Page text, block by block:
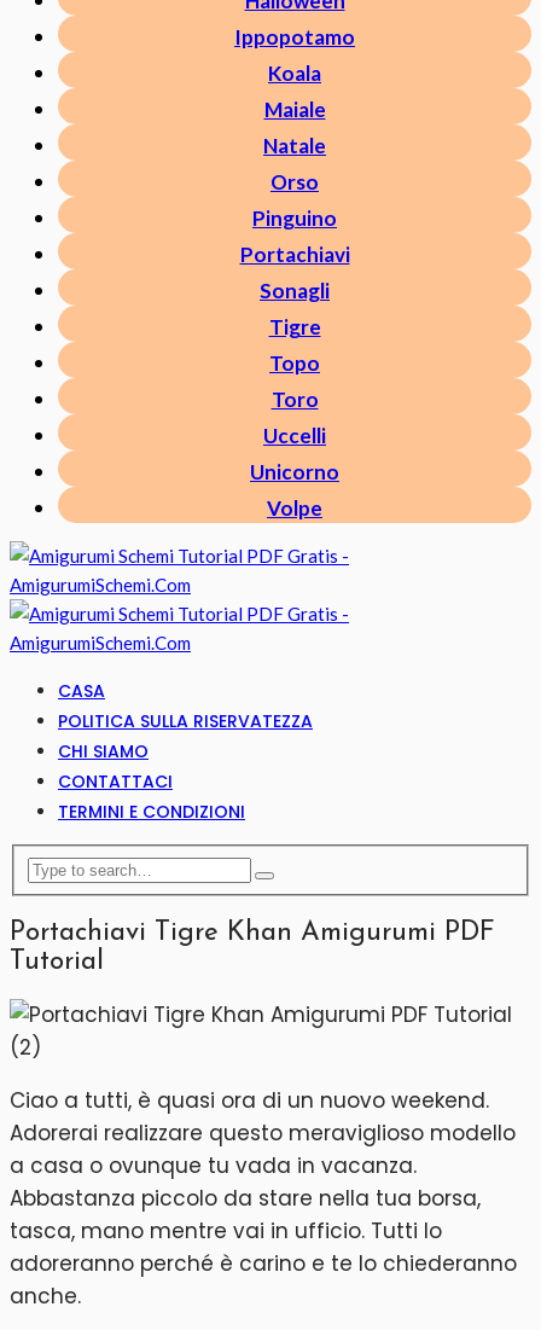
Ippopotamo
Koala
Maiale
Natale
Orso
Pinguino
Portachiavi
Sonagli
Tigre
Topo
Toro
Uccelli
Unicorno
Volpe
CASA
POLITICA SULLA RISERVATEZZA
CHI SIAMO
CONTATTACI
TERMINI E CONDIZIONI
Portachiavi Tigre Khan Amigurumi PDF
Tutorial
Ciao a tutti, è quasi ora di un nuovo weekend.
Adorerai realizzare questo meraviglioso modello
a casa o ovunque tu vada in vacanza.
Abbastanza piccolo da stare nella tua borsa,
tasca, mano mentre vai in ufficio. Tutti lo
adoreranno perché è carino e te lo chiederanno
anche.